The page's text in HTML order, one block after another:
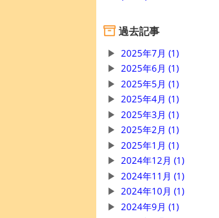
過去記事
2025年7月 (1)
2025年6月 (1)
2025年5月 (1)
2025年4月 (1)
2025年3月 (1)
2025年2月 (1)
2025年1月 (1)
2024年12月 (1)
2024年11月 (1)
2024年10月 (1)
2024年9月 (1)